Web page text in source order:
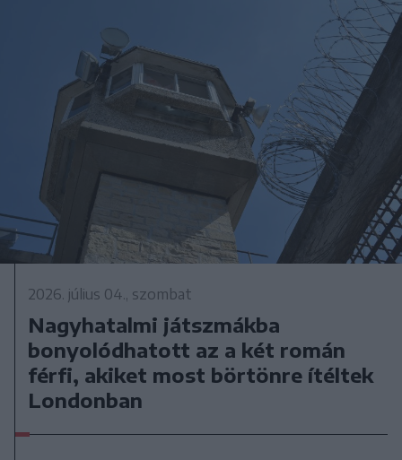
2026. július 04., szombat
Nagyhatalmi játszmákba
bonyolódhatott az a két román
férfi, akiket most börtönre ítéltek
Londonban